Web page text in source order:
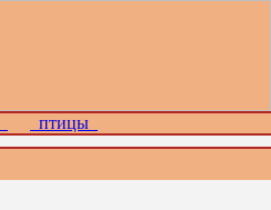
птицы